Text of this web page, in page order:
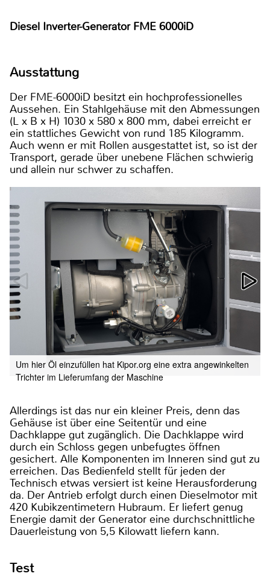
Diesel Inverter-Generator FME 6000iD
Ausstattung
Der FME-6000iD besitzt ein hochprofessionelles
Aussehen. Ein Stahlgehäuse mit den Abmessungen
(L x B x H) 1030 x 580 x 800 mm, dabei erreicht er
ein stattliches Gewicht von rund 185 Kilogramm.
Auch wenn er mit Rollen ausgestattet ist, so ist der
Transport, gerade über unebene Flächen schwierig
und allein nur schwer zu schaffen.
Um hier Öl einzufüllen hat Kipor.org eine extra angewinkelten
Trichter im Lieferumfang der Maschine
Allerdings ist das nur ein kleiner Preis, denn das
Gehäuse ist über eine Seitentür und eine
Dachklappe gut zugänglich. Die Dachklappe wird
durch ein Schloss gegen unbefugtes öffnen
gesichert. Alle Komponenten im Inneren sind gut zu
erreichen. Das Bedienfeld stellt für jeden der
Technisch etwas versiert ist keine Herausforderung
da. Der Antrieb erfolgt durch einen Dieselmotor mit
420 Kubikzentimetern Hubraum. Er liefert genug
Energie damit der Generator eine durchschnittliche
Dauerleistung von 5,5 Kilowatt liefern kann.
Test